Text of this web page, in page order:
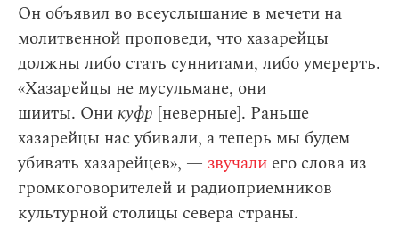
Он объявил во всеуслышание в мечети на
молитвенной проповеди, что хазарейцы
должны либо стать суннитами, либо умерерть.
«Хазарейцы не мусульмане, они
шииты. Они куфр [неверные]. Раньше
хазарейцы нас убивали, а теперь мы будем
убивать хазарейцев», — звучали его слова из
громкоговорителей и радиоприемников
культурной столицы севера страны.